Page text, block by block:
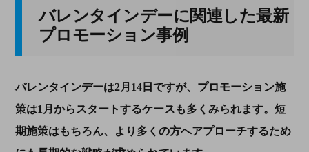
バレンタインデーに関連した最新
プロモーション事例
バレンタインデーは2月14日ですが、プロモーション施
策は1月からスタートするケースも多くみられます。短
期施策はもちろん、より多くの方へアプローチするため